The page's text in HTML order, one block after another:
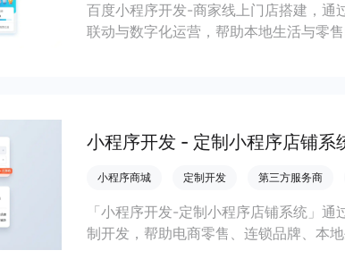
百度小程序开发-商家线上门店搭建，通
联动与数字化运营，帮助本地生活与零
小程序开发 - 定制小程序店铺系
小程序商城 定制开发 第三方服务商
「小程序开发-定制小程序店铺系统」
制开发，帮助电商零售、连锁品牌、本